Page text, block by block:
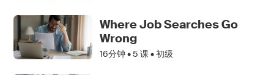
Where Job Searches Go
Wrong
16分钟 •5 课 • 初级